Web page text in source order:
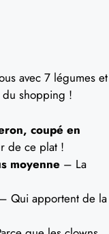
avec 7 légumes et
shopping !
coupé en
de ce plat !
moyenne – La
– Qui apportent de la